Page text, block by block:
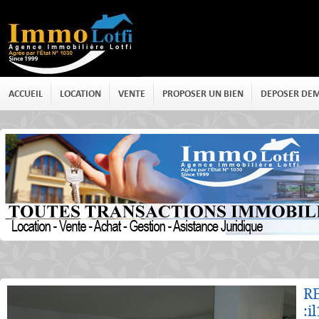
ACCUEIL LOCATION VENTE PROPOSER UN BIEN DEPOSER
Détails